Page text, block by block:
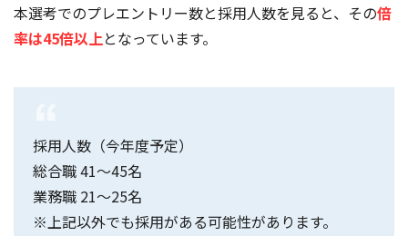
本選考でのプレエントリー数と採用人数を見ると、その倍
率は45倍以上となっています。
採用人数（今年度予定）
総合職 41～45名
業務職 21～25名
※上記以外でも採用がある可能性があります。